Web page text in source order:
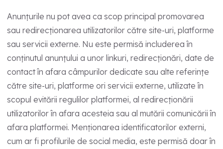
Anunțurile nu pot avea ca scop principal promovarea
sau redirecționarea utilizatorilor către site-uri, platforme
sau servicii externe. Nu este permisă includerea în
conținutul anunțului a unor linkuri, redirecționări, date de
contact în afara câmpurilor dedicate sau alte referințe
către site-uri, platforme ori servicii externe, utilizate în
scopul evitării regulilor platformei, al redirecționării
utilizatorilor în afara acesteia sau al mutării comunicării în
afara platformei. Menționarea identificatorilor externi,
cum ar fi profilurile de social media, este permisă doar în